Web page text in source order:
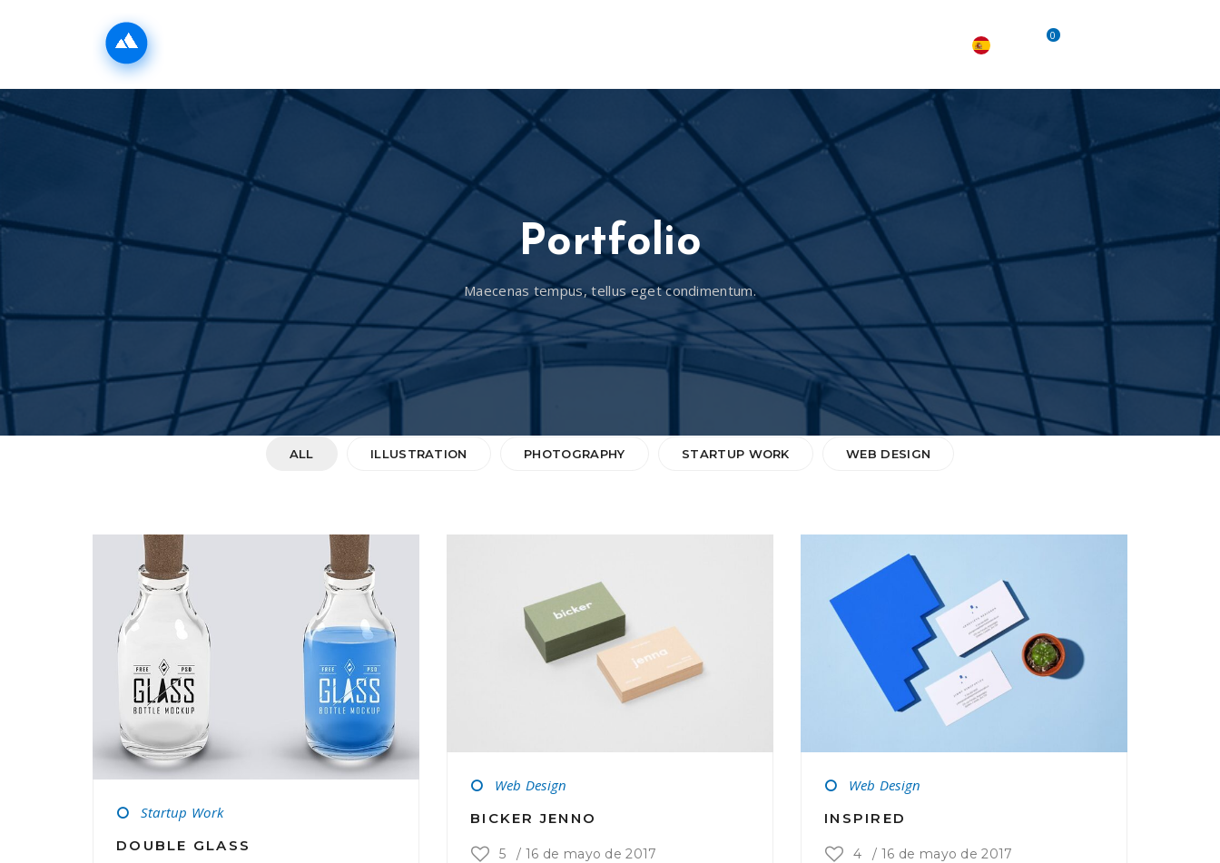
0
Portfolio
Maecenas tempus, tellus eget condimentum.
ALL ILLUSTRATION PHOTOGRAPHY STARTUP WORK WEB DESIGN
Startup Work
DOUBLE GLASS
Web Design
BICKER JENNO
5 / 16 de mayo de 2017
Web Design
INSPIRED
4 / 16 de mayo de 2017